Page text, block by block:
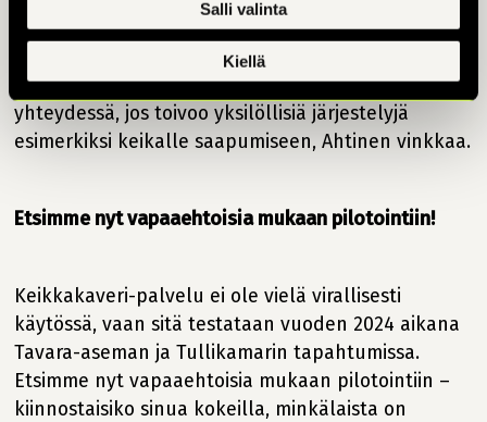
Salli valinta
Kiellä
seuraksi on hyvä vaihtoehto esimerkiksi silloin, jos
konserttiin osallistuminen yksin syystä tai toisesta
ahdistaa. Meihin voi aina olla myös etukäteen
yhteydessä, jos toivoo yksilöllisiä järjestelyjä
esimerkiksi keikalle saapumiseen, Ahtinen vinkkaa.
Etsimme nyt vapaaehtoisia mukaan pilotointiin!
Keikkakaveri-palvelu ei ole vielä virallisesti
käytössä, vaan sitä testataan vuoden 2024 aikana
Tavara-aseman ja Tullikamarin tapahtumissa.
Etsimme nyt vapaaehtoisia mukaan pilotointiin –
kiinnostaisiko sinua kokeilla, minkälaista on